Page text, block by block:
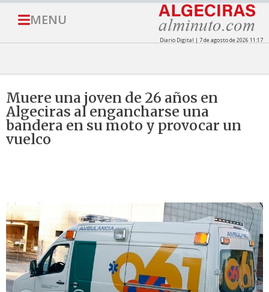
MENU
Diario Digital | 7 de agosto de 2026 11:17
Muere una joven de 26 años en
Algeciras al engancharse una
bandera en su moto y provocar un
vuelco